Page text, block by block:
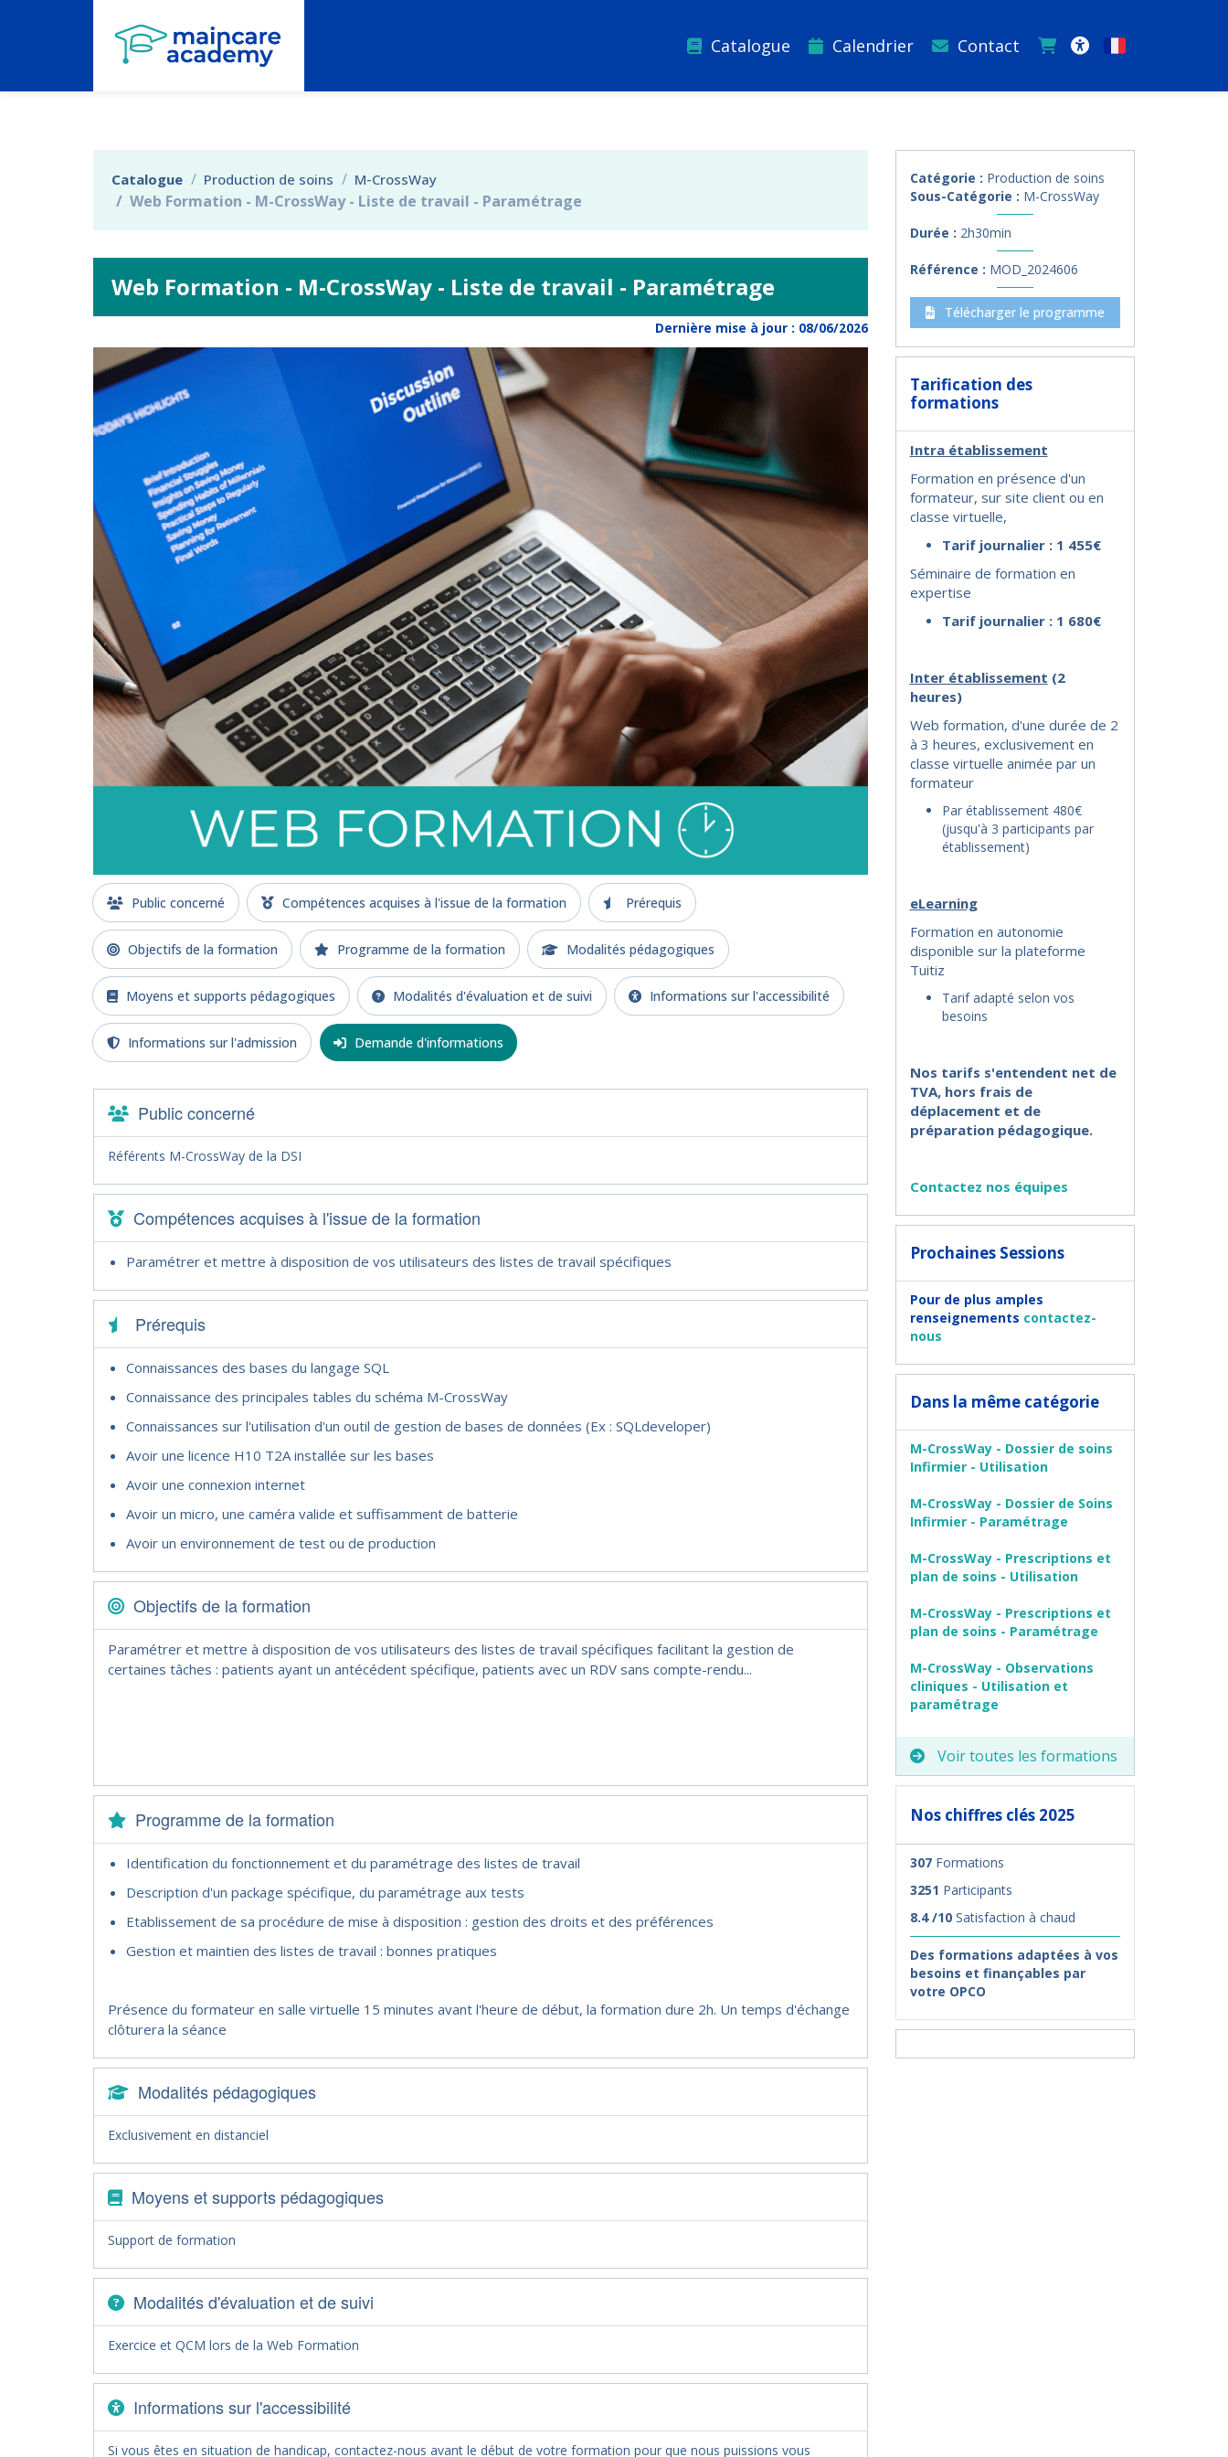
Aller au menu principal
Aller au contenu principal
Personnaliser l'interface
Catalogue Calendrier Contact Français
Catalogue Production de soins M-CrossWay
Web Formation - M-CrossWay - Liste de travail - Paramétrage
Web Formation - M-CrossWay - Liste de travail - Paramétrage
Dernière mise à jour : 08/06/2026
Public concerné Compétences acquises à l'issue de la formation Prérequis
Objectifs de la formation Programme de la formation Modalités pédagogiques
Moyens et supports pédagogiques Modalités d'évaluation et de suivi Informations sur l'accessibilité
Informations sur l'admission Demande d'informations
Public concerné
Référents M-CrossWay de la DSI
Compétences acquises à l'issue de la formation
Paramétrer et mettre à disposition de vos utilisateurs des listes de travail spécifiques
Prérequis
Connaissances des bases du langage SQL
Connaissance des principales tables du schéma M-CrossWay
Connaissances sur l'utilisation d'un outil de gestion de bases de données (Ex : SQLdeveloper)
Avoir une licence H10 T2A installée sur les bases
Avoir une connexion internet
Avoir un micro, une caméra valide et suffisamment de batterie
Avoir un environnement de test ou de production
Objectifs de la formation
Paramétrer et mettre à disposition de vos utilisateurs des listes de travail spécifiques facilitant la gestion de
certaines tâches : patients ayant un antécédent spécifique, patients avec un RDV sans compte-rendu...
Programme de la formation
Identification du fonctionnement et du paramétrage des listes de travail
Description d'un package spécifique, du paramétrage aux tests
Etablissement de sa procédure de mise à disposition : gestion des droits et des préférences
Gestion et maintien des listes de travail : bonnes pratiques
Présence du formateur en salle virtuelle 15 minutes avant l'heure de début, la formation dure 2h. Un temps d'échange
clôturera la séance
Modalités pédagogiques
Exclusivement en distanciel
Moyens et supports pédagogiques
Support de formation
Modalités d'évaluation et de suivi
Exercice et QCM lors de la Web Formation
Informations sur l'accessibilité
Si vous êtes en situation de handicap, contactez-nous avant le début de votre formation pour que nous puissions vous
Catégorie : Production de soins
Sous-Catégorie : M-CrossWay
Durée : 2h30min
Référence : MOD_2024606
Télécharger le programme
Tarification des
formations
Intra établissement
Formation en présence d'un
formateur, sur site client ou en
classe virtuelle,
Tarif journalier : 1 455€
Séminaire de formation en
expertise
Tarif journalier : 1 680€
Inter établissement (2
heures)
Web formation, d'une durée de 2
à 3 heures, exclusivement en
classe virtuelle animée par un
formateur
Par établissement 480€
(jusqu'à 3 participants par
établissement)
eLearning
Formation en autonomie
disponible sur la plateforme
Tuitiz
Tarif adapté selon vos
besoins
Nos tarifs s'entendent net de
TVA, hors frais de
déplacement et de
préparation pédagogique.
Contactez nos équipes
Prochaines Sessions
Pour de plus amples
renseignements contactez-
nous
Dans la même catégorie
M-CrossWay - Dossier de soins
Infirmier - Utilisation
M-CrossWay - Dossier de Soins
Infirmier - Paramétrage
M-CrossWay - Prescriptions et
plan de soins - Utilisation
M-CrossWay - Prescriptions et
plan de soins - Paramétrage
M-CrossWay - Observations
cliniques - Utilisation et
paramétrage
Voir toutes les formations
Nos chiffres clés 2025
307 Formations
3251 Participants
8.4 /10Satisfaction à chaud
Des formations adaptées à vos
besoins et finançables par
votre OPCO